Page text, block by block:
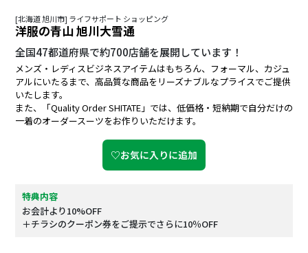
[北海道 旭川市] ライフサポート ショッピング
洋服の青山 旭川大雪通
全国47都道府県で約700店舗を展開しています！
メンズ・レディスビジネスアイテムはもちろん、フォーマル、カジュ
アルにいたるまで、高品質な商品をリーズナブルなプライスでご提供
いたします。
また、「Quality Order SHITATE」では、低価格・短納期で自分だけの
一着のオーダースーツをお作りいただけます。
♡お気に入りに追加
特典内容
お会計より10%OFF
＋チラシのクーポン券をご提示でさらに10％OFF